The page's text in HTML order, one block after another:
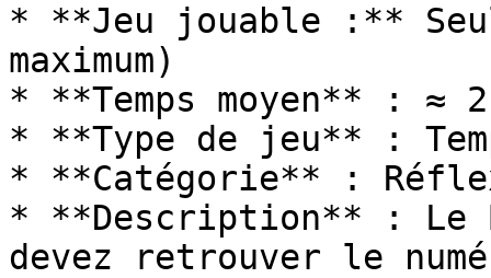
* **Jeu jouable :**
maximum)
* **Temps moyen** : ≈
* **Type de jeu** :
* **Catégorie** :
* **Description** : Le
devez retrouver le